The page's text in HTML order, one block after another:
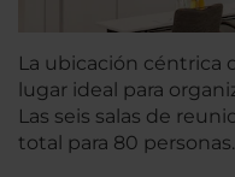
La ubicación céntrica
lugar ideal para
Las seis salas de
total para 80 personas.